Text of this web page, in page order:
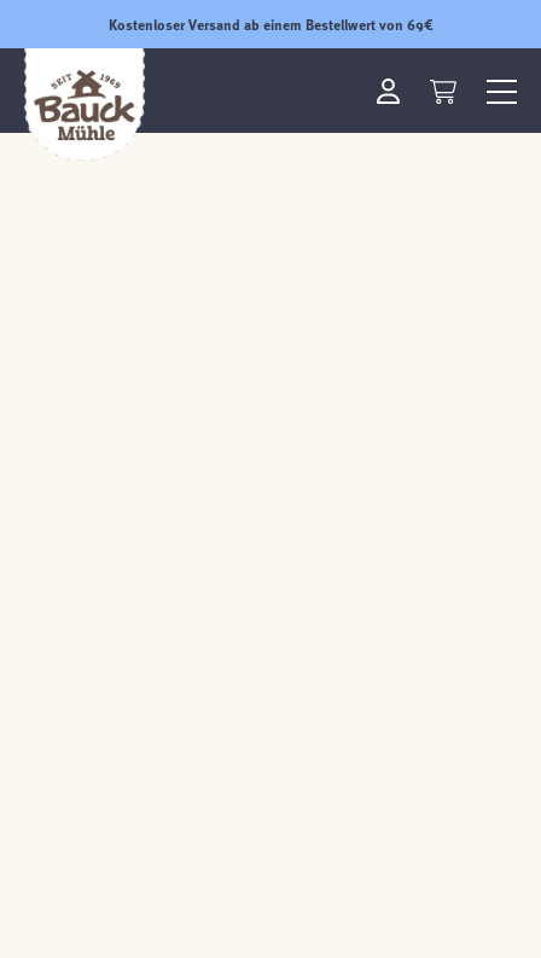
Kostenloser Versand ab einem Bestellwert von 69€